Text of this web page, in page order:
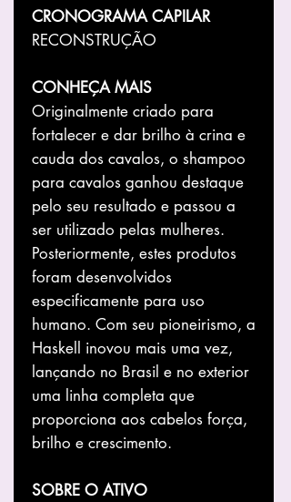
CRONOGRAMA CAPILAR
RECONSTRUÇÃO
CONHEÇA MAIS
Originalmente criado para
fortalecer e dar brilho à crina e
cauda dos cavalos, o shampoo
para cavalos ganhou destaque
pelo seu resultado e passou a
ser utilizado pelas mulheres.
Posteriormente, estes produtos
foram desenvolvidos
especificamente para uso
humano. Com seu pioneirismo, a
Haskell inovou mais uma vez,
lançando no Brasil e no exterior
uma linha completa que
proporciona aos cabelos força,
brilho e crescimento.
SOBRE O ATIVO